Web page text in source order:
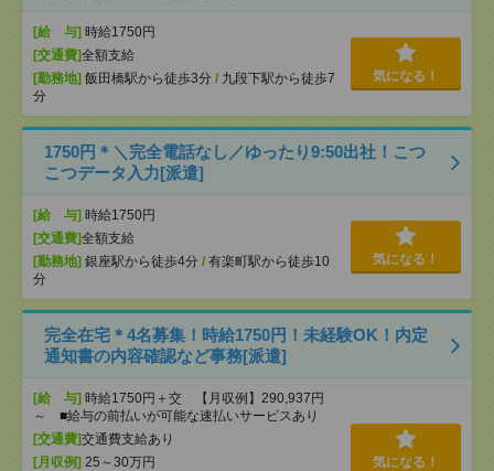
[給 与] 時給1750円
[交通費]全額支給
[勤務地] 飯田橋駅から徒歩3分 / 九段下駅から徒歩7
分
気になる！
1750円＊＼完全電話なし／ゆったり9:50出社！こつ
こつデータ入力[派遣]
[給 与] 時給1750円
[交通費]全額支給
[勤務地] 銀座駅から徒歩4分 / 有楽町駅から徒歩10
分
気になる！
完全在宅＊4名募集！時給1750円！未経験OK！内定
通知書の内容確認など事務[派遣]
[給 与] 時給1750円＋交 【月収例】290,937円
～ ■給与の前払いが可能な速払いサービスあり
[交通費]交通費支給あり
[月収例] 25～30万円
気になる！